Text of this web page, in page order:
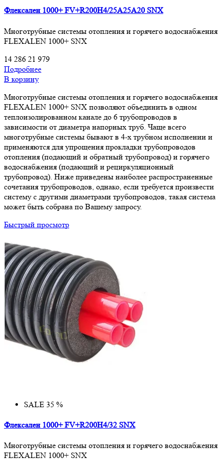
Флексален 1000+ FV+R200H4/25A25A20 SNX
Многотрубные системы отопления и горячего водоснабжения
FLEXALEN 1000+ SNX
14 286 21 979
Подробнее
В корзину
Многотрубные системы отопления и горячего водоснабжения
FLEXALEN 1000+ SNX позволяют объединить в одном
теплоизолированном канале до 6 трубопроводов в
зависимости от диаметра напорных труб. Чаще всего
многотрубные системы бывают в 4-х трубном исполнении и
применяются для упрощения прокладки трубопроводов
отопления (подающий и обратный трубопровод) и горячего
водоснабжения (подающий и рециркуляционный
трубопровод). Ниже приведены наиболее распространенные
сочетания трубопроводов, однако, если требуется произвести
систему с другими диаметрами трубопроводов, такая система
может быть собрана по Вашему запросу.
Быстрый просмотр
SALE 35 %
Флексален 1000+ FV+R200H4/32 SNX
Многотрубные системы отопления и горячего водоснабжения
FLEXALEN 1000+ SNX